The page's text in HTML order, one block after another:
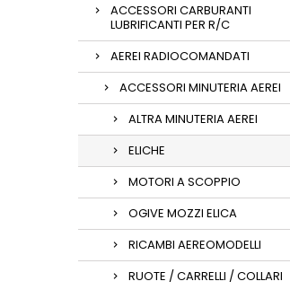
ACCESSORI CARBURANTI
LUBRIFICANTI PER R/C
AEREI RADIOCOMANDATI
ACCESSORI MINUTERIA AEREI
ALTRA MINUTERIA AEREI
ELICHE
MOTORI A SCOPPIO
OGIVE MOZZI ELICA
RICAMBI AEREOMODELLI
RUOTE / CARRELLI / COLLARI